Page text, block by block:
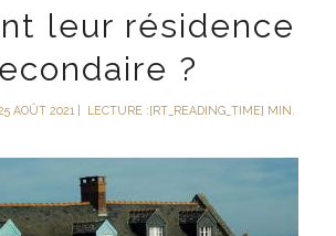
leur résidence
?
AOÛT 2021 LECTURE :[RT_READING_TIME] MIN.